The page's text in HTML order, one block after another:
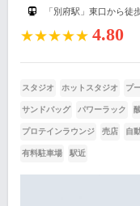
「別府駅」東口から徒
★★★★★ 4.80
スタジオ ホットスタジオ プ
サンドバッグ パワーラック
プロテインラウンジ 売店 自
有料駐車場 駅近